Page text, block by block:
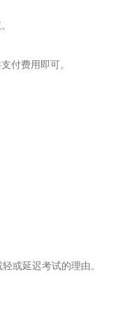
付费用即可。
或延迟考试的理由。